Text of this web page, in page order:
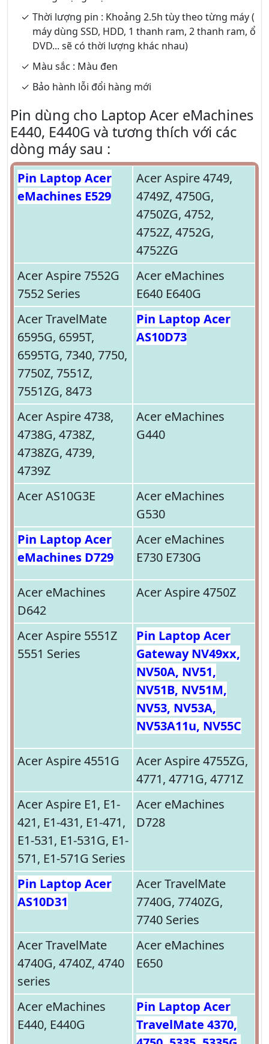
Thời lượng pin : Khoảng 2.5h tùy theo từng máy (
máy dùng SSD, HDD, 1 thanh ram, 2 thanh ram, ổ
DVD... sẽ có thời lượng khác nhau)
Màu sắc : Màu đen
Bảo hành lỗi đổi hàng mới
Pin dùng cho Laptop Acer eMachines
E440, E440G và tương thích với các
dòng máy sau :
Pin Laptop Acer
eMachines E529
Acer Aspire 4749,
4749Z, 4750G,
4750ZG, 4752,
4752Z, 4752G,
4752ZG
Acer Aspire 7552G
7552 Series
Acer eMachines
E640 E640G
Acer TravelMate
6595G, 6595T,
6595TG, 7340, 7750,
7750Z, 7551Z,
7551ZG, 8473
Pin Laptop Acer
AS10D73
Acer Aspire 4738,
4738G, 4738Z,
4738ZG, 4739,
4739Z
Acer eMachines
G440
Acer AS10G3E
Acer eMachines
G530
Pin Laptop Acer
eMachines D729
Acer eMachines
E730 E730G
Acer eMachines
D642
Acer Aspire 4750Z
Acer Aspire 5551Z
5551 Series
Pin Laptop Acer
Gateway NV49xx,
NV50A, NV51,
NV51B, NV51M,
NV53, NV53A,
NV53A11u, NV55C
Acer Aspire 4551G
Acer Aspire 4755ZG,
4771, 4771G, 4771Z
Acer Aspire E1, E1-
421, E1-431, E1-471,
E1-531, E1-531G, E1-
571, E1-571G Series
Acer eMachines
D728
Pin Laptop Acer
AS10D31
Acer TravelMate
7740G, 7740ZG,
7740 Series
Acer TravelMate
4740G, 4740Z, 4740
series
Acer eMachines
E650
Acer eMachines
E440, E440G
Pin Laptop Acer
TravelMate 4370,